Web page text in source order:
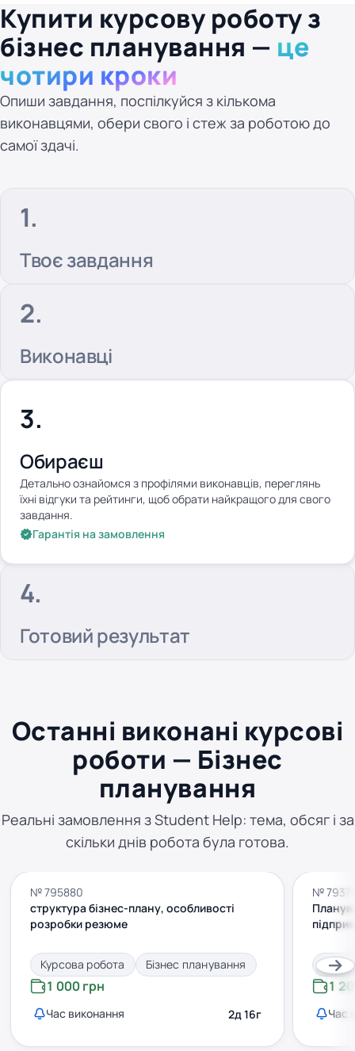
Купити курсову роботу з
бізнес планування — це
чотири кроки
Опиши завдання, поспілкуйся з кількома
виконавцями, обери свого і стеж за роботою до
самої здачі.
Твоє завдання
Виконавці
Обираєш
Детально ознайомся з профілями виконавців, переглянь
їхні відгуки та рейтинги, щоб обрати найкращого для свого
завдання.
Гарантія на замовлення
Готовий результат
Останні виконані курсові
роботи — Бізнес
планування
Реальні замовлення з Student Help: тема, обсяг і за
скільки днів робота була готова.
№ 795880
структура бізнес-плану, особливості
розробки резюме
Курсова робота Бізнес планування
1 000 грн
Час виконання 2д 16г
№
1
Час